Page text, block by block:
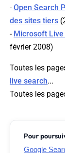
-Open Search
des sites tiers
- Microsoft
février 2008)
Toutes les
live search...
Toutes les
Pour
Google